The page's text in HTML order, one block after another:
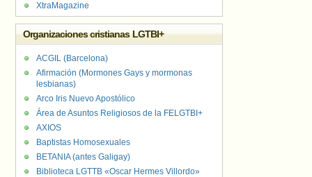
XtraMagazine
Organizaciones cristianas LGTBI+
ACGIL (Barcelona)
Afirmación (Mormones Gays y mormonas
lesbianas)
Arco Iris Nuevo Apostólico
Área de Asuntos Religiosos de la FELGTBI+
AXIOS
Baptistas Homosexuales
BETANIA (antes Galigay)
Biblioteca LGTTB «Oscar Hermes Villordo»